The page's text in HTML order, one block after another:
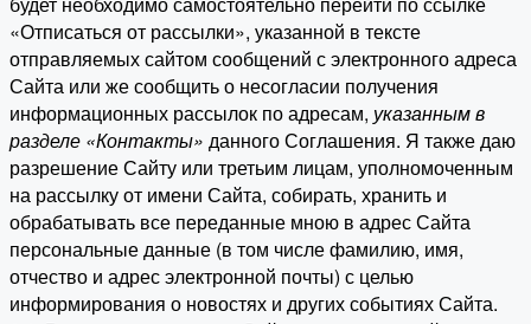
«Отписаться от рассылки», указанной в тексте
отправляемых сайтом сообщений с электронного адреса
Сайта или же сообщить о несогласии получения
информационных рассылок по адресам, указанным в
разделе «Контакты» данного Соглашения. Я также даю
разрешение Сайту или третьим лицам, уполномоченным
на рассылку от имени Сайта, собирать, хранить и
обрабатывать все переданные мною в адрес Сайта
персональные данные (в том числе фамилию, имя,
отчество и адрес электронной почты) с целью
информирования о новостях и других событиях Сайта.